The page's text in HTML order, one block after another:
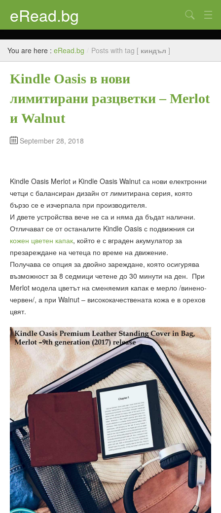
eRead.bg
Начало
Online магазин
Новини
Полезно
Галерия
Блог
Search
You are here : eRead.bg / Posts with tag [ киндъл ]
Kindle Oasis в нови
лимитирани разцветки – Merlot
и Walnut
September 28, 2018
Kindle Oasis Merlot и Kindle Oasis Walnut са нови електронни
четци с балансиран дизайн от лимитирана серия, която
бързо се е изчерпала при производителя.
И двете устройства вече не са и няма да бъдат налични.
Отличават се от останалите Kindle Oasis с подвижния си
кожен цветен капак, който е с вграден акумулатор за
презареждане на четеца по време на движение.
Получава се опция за двойно зареждане, която осигурява
възможност за 8 седмици четене до 30 минути на ден. При
Merlot модела цветът на сменяемия капак е мерло /винено-
червен/, а при Walnut – висококачествената кожа е в орехов
цвят.